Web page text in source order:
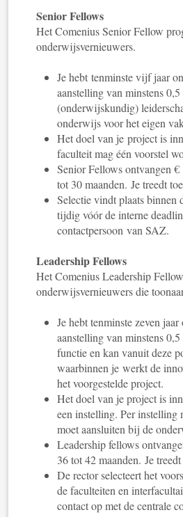
Senior Fellows
Het Comenius Senior Fellow
onderwijsvernieuwers.
Je hebt tenminste vijf jaar
aanstelling van minstens
(onderwijskundig)
onderwijs voor het eigen
Het doel van je project is
faculteit mag één voorstel
Senior Fellows ontvangen
tot 30 maanden. Je treedt
Selectie vindt plaats binnen
tijdig vóór de interne
contactpersoon van SAZ.
Leadership Fellows
Het Comenius Leadership
onderwijsvernieuwers die
Je hebt tenminste zeven
aanstelling van minstens
functie en kan vanuit deze
waarbinnen je werkt de
het voorgestelde project.
Het doel van je project is
een instelling. Per instelling
moet aansluiten bij de
Leadership fellows
36 tot 42 maanden. Je
De rector selecteert het
de faculteiten en
contact op met de centrale